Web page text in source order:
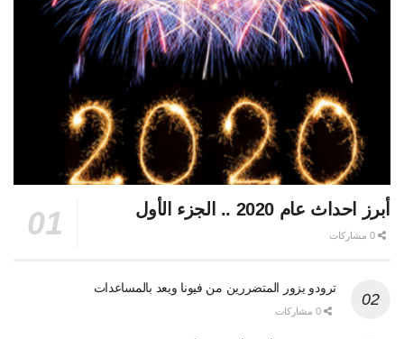
أبرز احداث عام 2020 .. الجزء الأول
ترودو يزور المتضررين من فيونا ويعد بالمساعدات